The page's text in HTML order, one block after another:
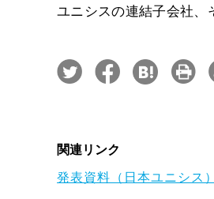
ユニシスの連結子会社、
関連リンク
発表資料（日本ユニシス）